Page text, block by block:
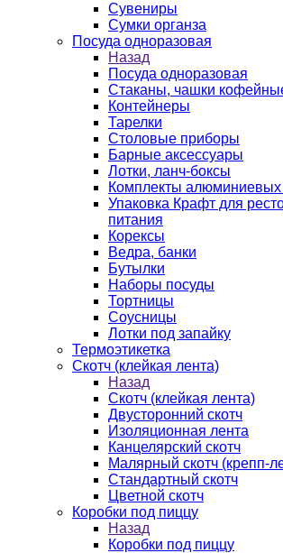
Сувениры
Сумки органза
Посуда одноразовая
Назад
Посуда одноразовая
Стаканы, чашки
Контейнеры
Тарелки
Столовые приборы
Барные аксессуары
Лотки, ланч-боксы
Комплекты
Упаковка Крафт для
питания
Корексы
Ведра, банки
Бутылки
Наборы посуды
Тортницы
Соусницы
Лотки под запайку
Термоэтикетка
Скотч (клейкая лента)
Назад
Скотч (клейкая лента)
Двусторонний скотч
Изоляционная лента
Канцелярский скотч
Малярный скотч (крепп-
Стандартный скотч
Цветной скотч
Коробки под пиццу
Назад
Коробки под пиццу